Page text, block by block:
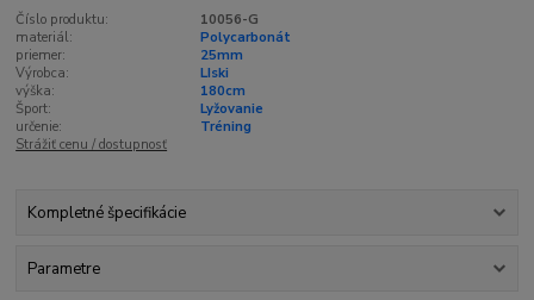
Číslo produktu:
10056-G
materiál:
Polycarbonát
priemer:
25mm
Výrobca:
LIski
výška:
180cm
Šport:
Lyžovanie
určenie:
Tréning
Strážiť cenu / dostupnosť
Kompletné špecifikácie
Parametre